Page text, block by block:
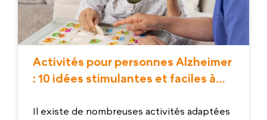
Activités pour personnes Alzheimer
: 10 idées stimulantes et faciles à
Il existe de nombreuses activités adaptées